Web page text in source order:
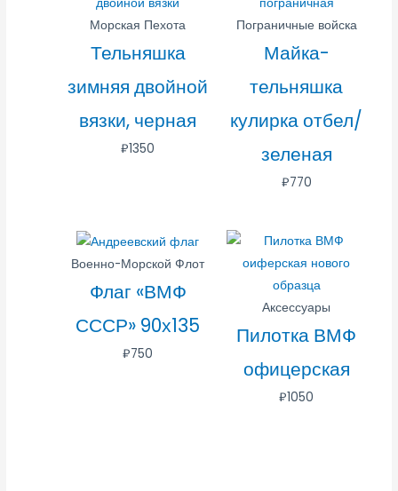
Морская Пехота
Тельняшка
зимняя двойной
вязки, черная
₽1350
Пограничные войска
Майка-
тельняшка
кулирка отбел/
зеленая
₽770
Военно-Морской Флот
Флаг «ВМФ
СССР» 90х135
₽750
Аксессуары
Пилотка ВМФ
офицерская
₽1050